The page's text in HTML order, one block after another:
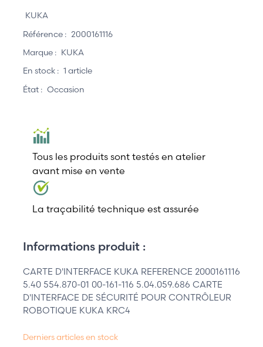
KUKA
Référence : 2000161116
Marque : KUKA
En stock : 1 article
État : Occasion
Tous les produits sont testés en atelier
avant mise en vente
La traçabilité technique est assurée
Informations produit :
CARTE D'INTERFACE KUKA REFERENCE 2000161116
5.40 554.870-01 00-161-116 5.04.059.686 CARTE
D'INTERFACE DE SÉCURITÉ POUR CONTRÔLEUR
ROBOTIQUE KUKA KRC4
Derniers articles en stock